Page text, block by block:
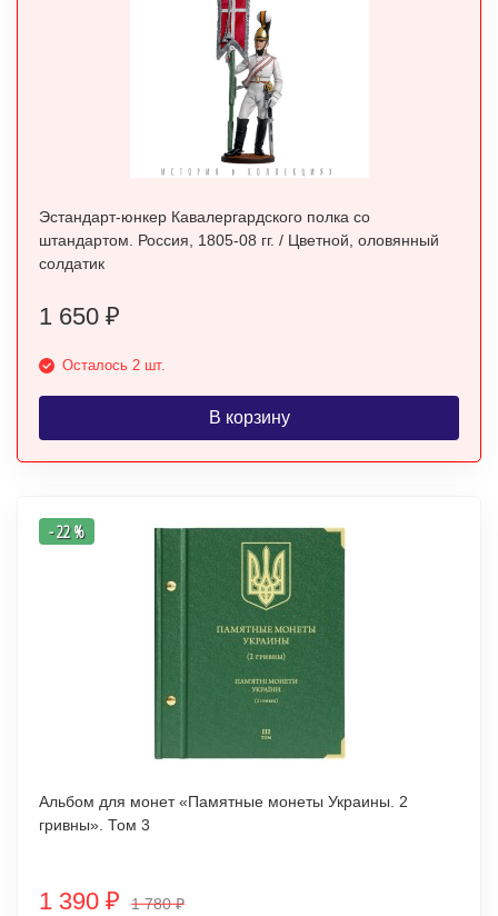
Эстандарт-юнкер Кавалергардского полка со
штандартом. Россия, 1805-08 гг. / Цветной, оловянный
солдатик
1 650 ₽
Осталось 2 шт.
В корзину
- 22 %
Альбом для монет «Памятные монеты Украины. 2
гривны». Том 3
1 390 ₽ 1 780₽